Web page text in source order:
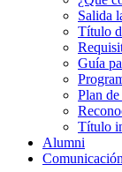
Salida
Título
Guía
Plan
Título
Alumni
Comunicación